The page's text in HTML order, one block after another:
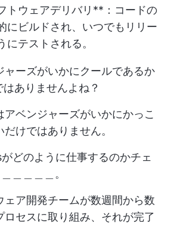
トウェアデリバリ**：コードの
にビルドされ、いつでもリリー
にテストされる。
ャーズがいかにクールであるか
はありませんよね？
アベンジャーズがいかにかっこ
けではありません。
どのように仕事するのかチェ
＿＿＿＿。
ェア開発チームが数週間から数
ロセスに取り組み、それが完了